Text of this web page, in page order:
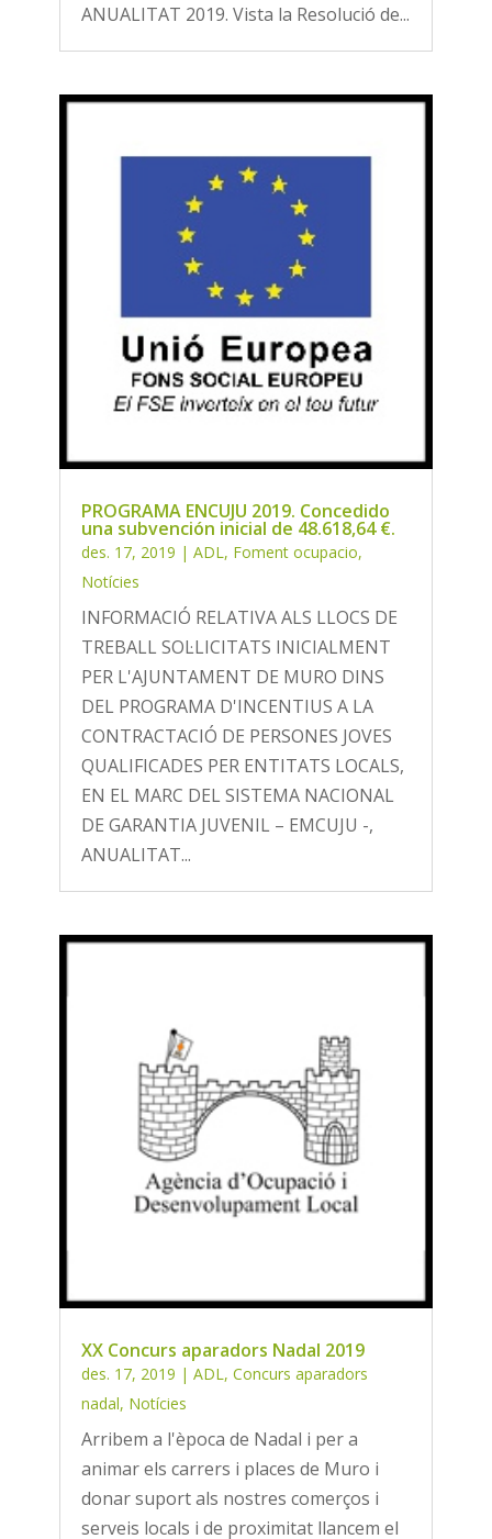
ANUALITAT 2019. Vista la Resolució de...
PROGRAMA ENCUJU 2019. Concedido
una subvención inicial de 48.618,64 €.
des. 17, 2019 | ADL , Foment ocupacio,
Notícies
INFORMACIÓ RELATIVA ALS LLOCS DE
TREBALL SOL·LICITATS INICIALMENT
PER L'AJUNTAMENT DE MURO DINS
DEL PROGRAMA D'INCENTIUS A LA
CONTRACTACIÓ DE PERSONES JOVES
QUALIFICADES PER ENTITATS LOCALS,
EN EL MARC DEL SISTEMA NACIONAL
DE GARANTIA JUVENIL – EMCUJU -,
ANUALITAT...
XX Concurs aparadors Nadal 2019
des. 17, 2019 | ADL, Concurs aparadors
nadal, Notícies
Arribem a l'època de Nadal i per a
animar els carrers i places de Muro i
donar suport als nostres comerços i
serveis locals i de proximitat llancem el